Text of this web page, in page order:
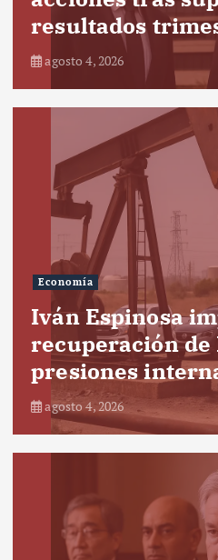
resultados
agosto 4, 2026
Economía
Iván Espinosa
recuperación de
presiones
agosto 4, 2026